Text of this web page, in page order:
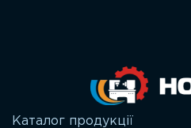
Каталог продукції